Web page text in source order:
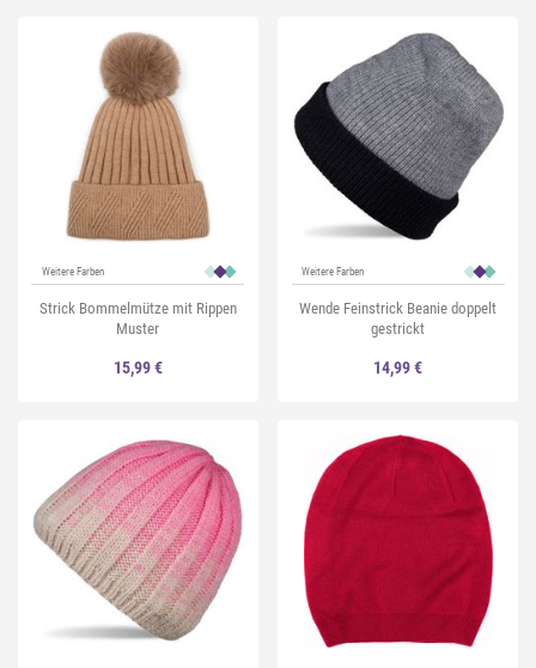
Weitere Farben
Strick Bommelmütze mit Rippen
Muster
15,99 €
Weitere Farben
Wende Feinstrick Beanie doppelt
gestrickt
14,99 €